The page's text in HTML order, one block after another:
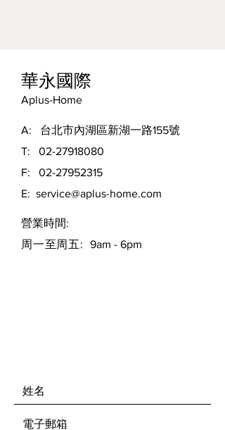
華永國際
Aplus-Home
A: 台北市內湖區新湖一路155號
T: 02-27918080
F: 02-27952315
E: service@aplus-home.com
​營業時間:
周一至周五:
9am - 6pm